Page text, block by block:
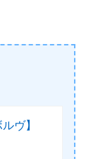
ヴ】